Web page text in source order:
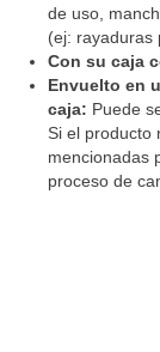
de uso,
(ej: rayaduras
Con su caja
Envuelto en
caja: Puede
Si el producto
mencionadas
proceso de